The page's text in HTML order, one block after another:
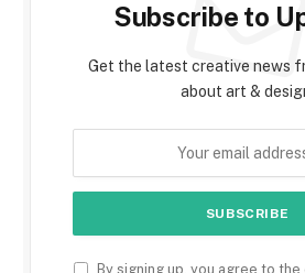
Subscribe to
Get the latest creative news
about art &
By signing up, you agree to